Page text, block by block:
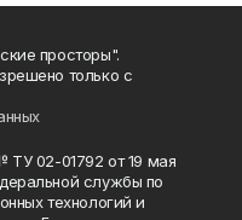
просторы".
только с
ТУ 02-01792 от 19 мая
службы по
технологий и